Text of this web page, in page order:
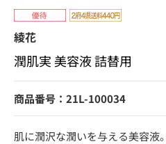
綾花
潤肌実 美容液 詰替用
商品番号：21L-100034
肌に潤沢な潤いを与える美容液。